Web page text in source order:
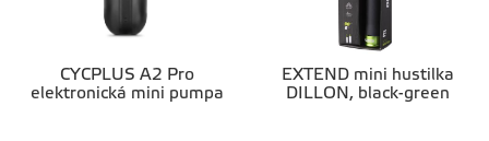
CYCPLUS A2 Pro
elektronická mini pumpa
EXTEND mini hustilka
DILLON, black-green